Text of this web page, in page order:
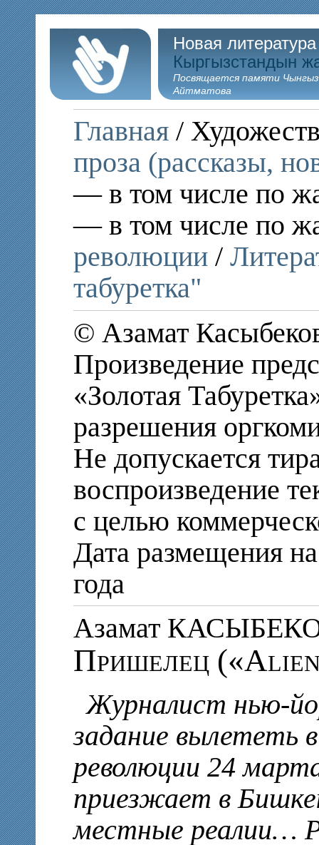
Новая
Кыргызстандын
Посвящается памяти
Айтматова
Главная /
проза (рассказы,
— в том числе по
— в том числе по
революции /
табуретка"
© Азамат
Произведение
«Золотая
разрешения
Не допускается
воспроизведение
с целью
Дата размещения
года
Азамат
Пришелец
Журналист нью-
задание вылететь
революции 24
приезжает в
местные реалии…